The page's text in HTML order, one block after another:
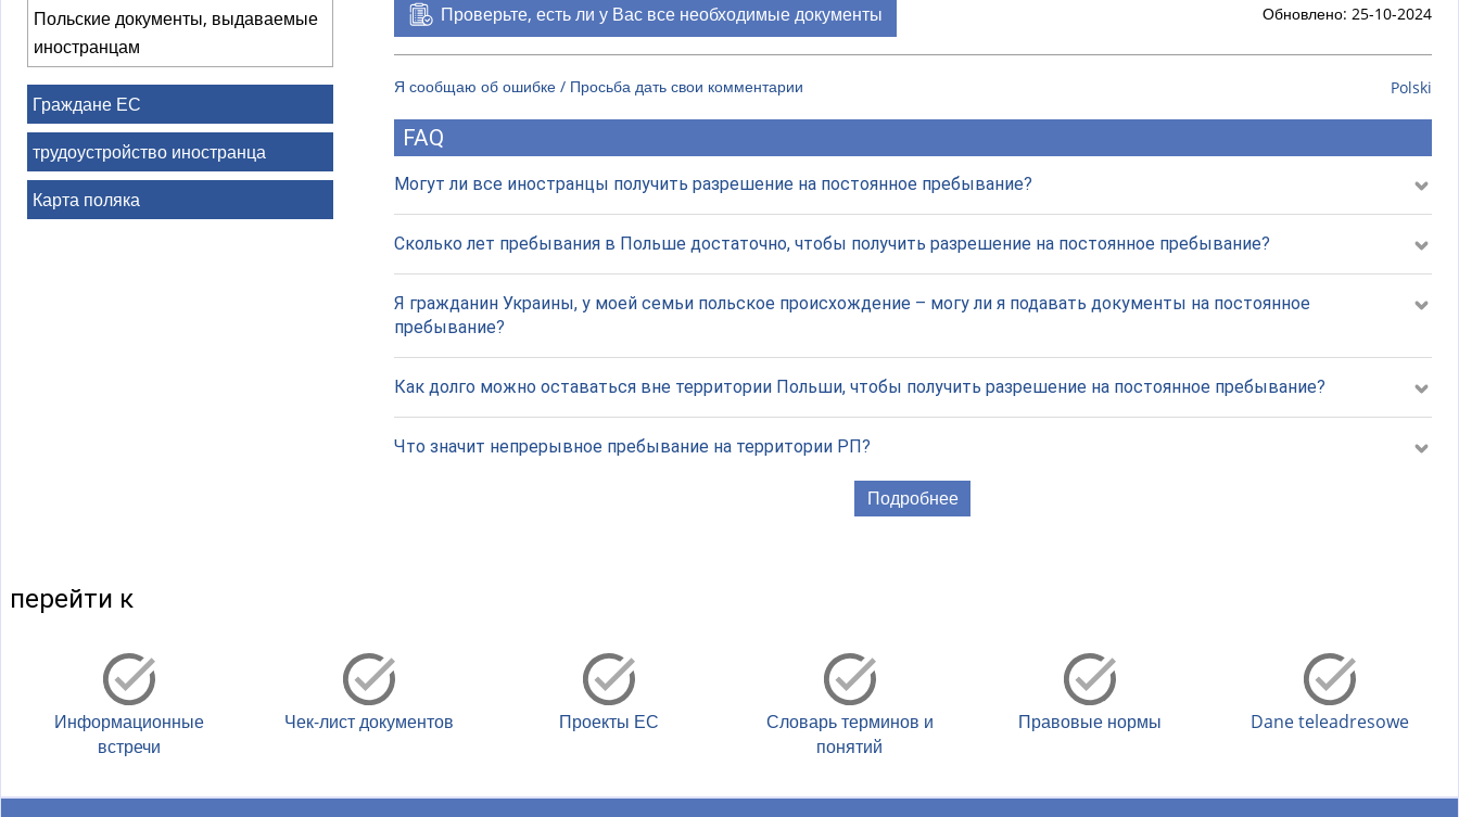
Польские документы, выдаваемые
иностранцам
Граждане ЕС
трудоустройство иностранца
Карта поляка
Проверьте, есть ли у Вас все необходимые документы Обновлено: 25-10-2024
Я сообщаю об ошибке / Просьба дать свои комментарии Polski
FAQ
Могут ли все иностранцы получить разрешение на постоянное пребывание?
Сколько лет пребывания в Польше достаточно, чтобы получить разрешение на постоянное пребывание?
Я гражданин Украины, у моей семьи польское происхождение – могу ли я подавать документы на постоянное
пребывание?
Как долго можно оставаться вне территории Польши, чтобы получить разрешение на постоянное пребывание?
Что значит непрерывное пребывание на территории РП?
Подробнее
перейти к
Информационные
встречи
Чек-лист документов Проекты ЕС
Словарь терминов и
понятий
Правовые нормы Dane teleadresowe